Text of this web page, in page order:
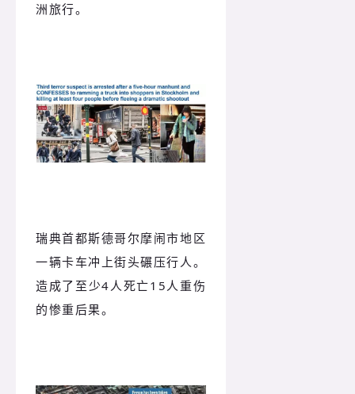
洲旅行。
瑞典首都斯德哥尔摩闹市地区
一辆卡车冲上街头碾压行人。
造成了至少4人死亡15人重伤
的惨重后果。